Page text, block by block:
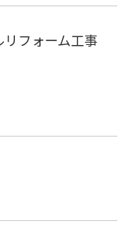
フォーム工事